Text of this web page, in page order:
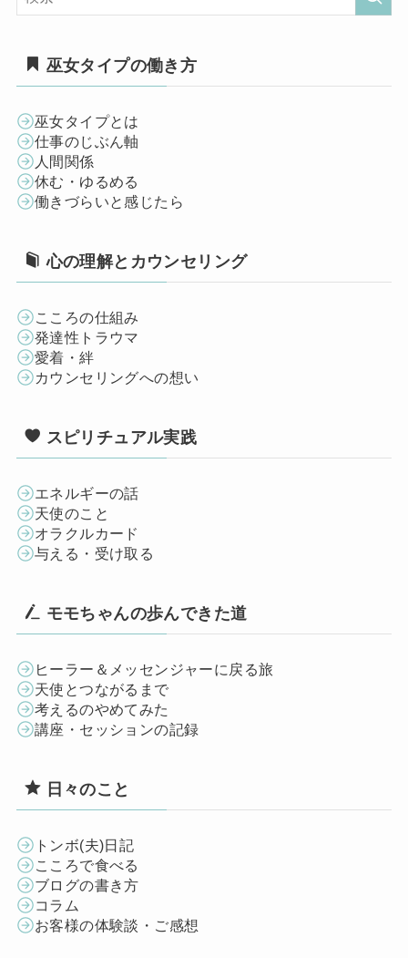
巫女タイプの働き方
巫女タイプとは
仕事のじぶん軸
人間関係
休む・ゆるめる
働きづらいと感じたら
心の理解とカウンセリング
こころの仕組み
発達性トラウマ
愛着・絆
カウンセリングへの想い
スピリチュアル実践
エネルギーの話
天使のこと
オラクルカード
与える・受け取る
モモちゃんの歩んできた道
ヒーラー＆メッセンジャーに戻る旅
天使とつながるまで
考えるのやめてみた
講座・セッションの記録
日々のこと
トンボ(夫)日記
こころで食べる
ブログの書き方
コラム
お客様の体験談・ご感想